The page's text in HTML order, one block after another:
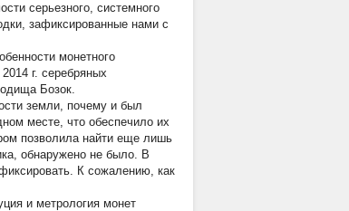
серьезного, системного
зафиксированные нами с
монетного
г. серебряных
Бозок.
земли, почему и был
месте, что обеспечило их
позволила найти еще лишь
обнаружено не было. В
К сожалению, как
и метрология монет